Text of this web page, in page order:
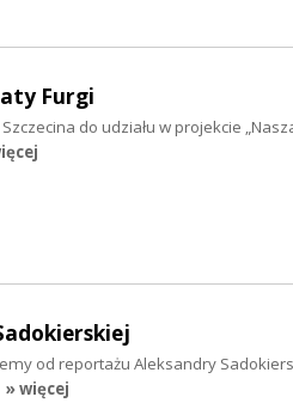
Furgi
do udziału w projekcie
od reportażu Aleksandry
» więcej